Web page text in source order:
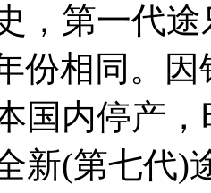
，第一代
份相同。因
国内停产
新(第七代)